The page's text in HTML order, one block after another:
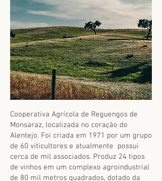
Cooperativa Agrícola de Reguengos de
Monsaraz, localizada no coração do
Alentejo. Foi criada em 1971 por um grupo
de 60 viticultores e atualmente possui
cerca de mil associados. Produz 24 tipos
de vinhos em um complexo agroindustrial
de 80 mil metros quadrados, dotado da